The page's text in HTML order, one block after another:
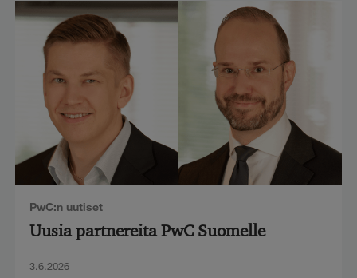
PwC:n uutiset
Uusia partnereita PwC Suomelle
3.6.2026